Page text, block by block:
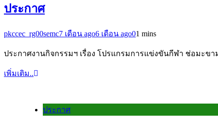
ประกาศ
pkccec_rg00semc7 เดือน ago6 เดือน ago01 mins
ประกาศงานกิจกรรมฯ เรื่อง โปรแกรมการแข่งขันกีฬา ช่อมะข
เพิ่มเติม..
ประกาศ